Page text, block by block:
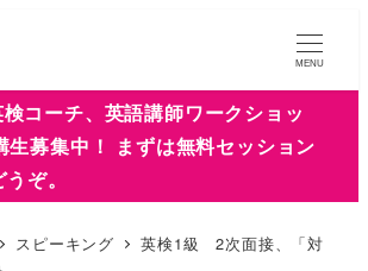
MENU
コーチ、英語講師ワークショッ
生募集中！ まずは無料セッション
ぞ。
スピーキング
英検1級 2次面接、「対